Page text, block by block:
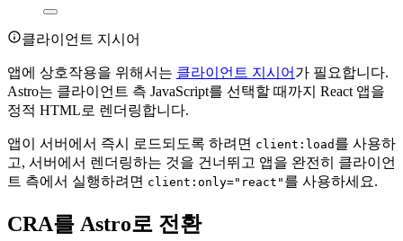
클라이언트 지시어
앱에 상호작용을 위해서는 클라이언트 지시어 가 필요합니다.
Astro는 클라이언트 측 JavaScript를 선택할 때까지 React 앱을
정적 HTML로 렌더링합니다.
앱이 서버에서 즉시 로드되도록 하려면 client:load 를 사용하
고, 서버에서 렌더링하는 것을 건너뛰고 앱을 완전히 클라이언
트 측에서 실행하려면 client:only="react" 를 사용하세요.
CRA를 Astro로 전환